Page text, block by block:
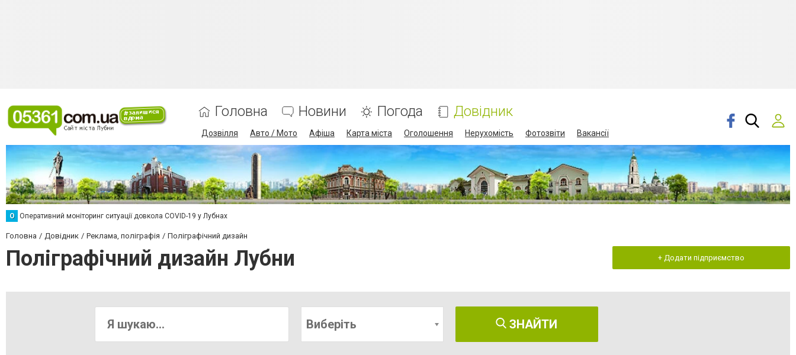
Головна Новини Погода Довідник
Дозвілля Авто / Мото Афіша Карта міста Оголошення Нерухомість Фотозвіти Вакансії
О Оперативний моніторинг ситуації довкола COVID-19 у Лубнах
Головна Довідник Реклама, поліграфія Поліграфічний дизайн
Поліграфічний дизайн Лубни + Додати підприємство
Виберіть ЗНАЙТИ